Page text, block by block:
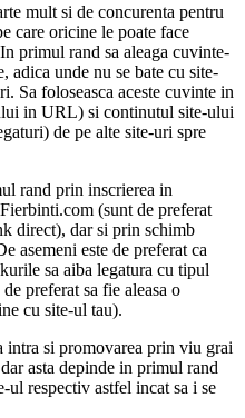
mult si de concurenta pentru
care oricine le poate face
primul rand sa aleaga cuvinte-
adica unde nu se bate cu site-
Sa foloseasca aceste cuvinte in
in URL) si continutul site-ului
de pe alte site-uri spre
rand prin inscrierea in
(sunt de preferat
direct), dar si prin schimb
asemeni este de preferat ca
sa aiba legatura cu tipul
preferat sa fie aleasa o
cu site-ul tau).
intra si promovarea prin viu grai
asta depinde in primul rand
ul respectiv astfel incat sa i se